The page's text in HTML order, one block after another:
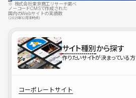
※ 株式会社東京商工リサーチ調べ
ノーコードCMSで作成された
国内のWebサイトの実績数
（2025年12月末時点）
サイト種別から探す
作りたいサイトが決まっている方
コーポレートサイト